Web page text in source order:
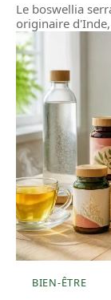
Le boswellia
originaire
BIEN-ÊTRE